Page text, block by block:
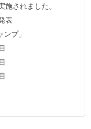
施されました。
表
ンプ」